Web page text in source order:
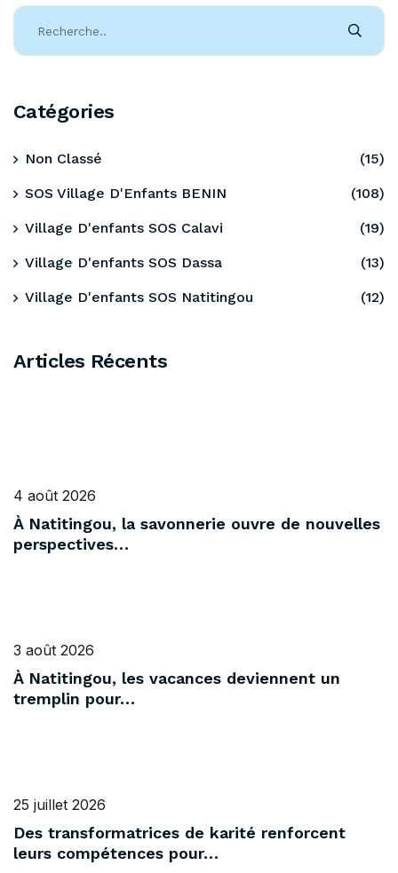
Catégories
Non Classé (15)
SOS Village D'Enfants BENIN (108)
Village D'enfants SOS Calavi (19)
Village D'enfants SOS Dassa (13)
Village D'enfants SOS Natitingou (12)
Articles Récents
4 août 2026
À Natitingou, la savonnerie ouvre de nouvelles
perspectives…
3 août 2026
À Natitingou, les vacances deviennent un
tremplin pour…
25 juillet 2026
Des transformatrices de karité renforcent
leurs compétences pour…